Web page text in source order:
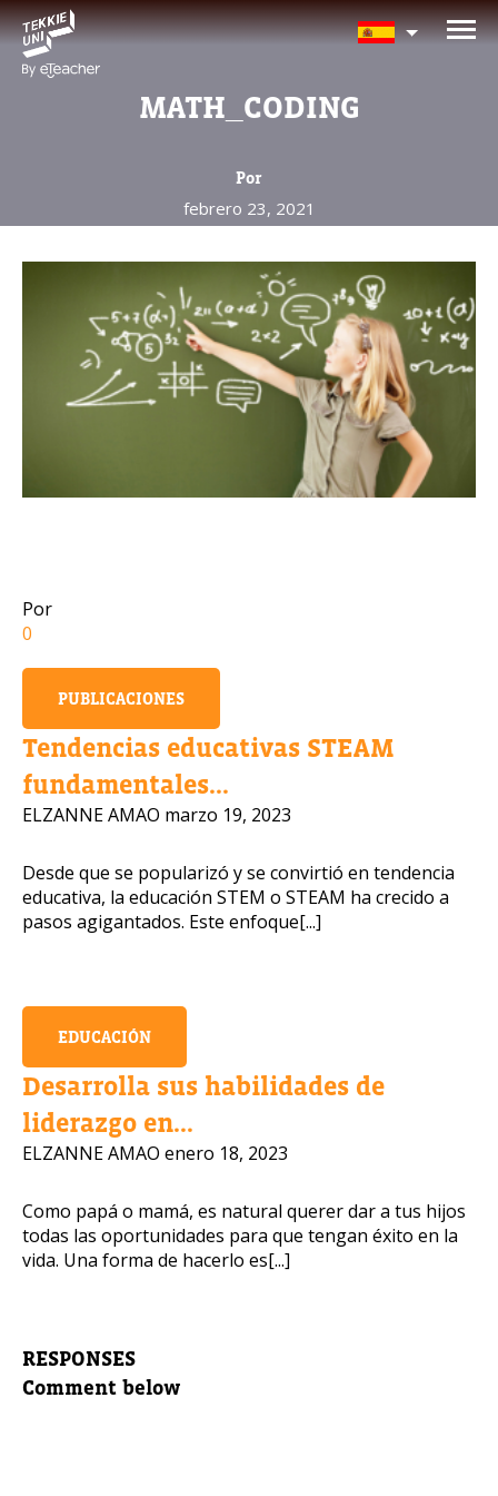
MATH_CODING
Por
febrero 23, 2021
Por
0
PUBLICACIONES
Tendencias educativas STEAM
fundamentales...
ELZANNE AMAO marzo 19, 2023
Desde que se popularizó y se convirtió en tendencia
educativa, la educación STEM o STEAM ha crecido a
pasos agigantados. Este enfoque[...]
EDUCACIÓN
Desarrolla sus habilidades de
liderazgo en...
ELZANNE AMAO enero 18, 2023
Como papá o mamá, es natural querer dar a tus hijos
todas las oportunidades para que tengan éxito en la
vida. Una forma de hacerlo es[...]
RESPONSES
Comment below
¿Te interesan nuestros
programas?
Nombre completo del padre/madre
La edad de su hijo/a
La edad de su hijo/a
Correo electrónico del padre/madre
OBTENER INFORMACIÓN